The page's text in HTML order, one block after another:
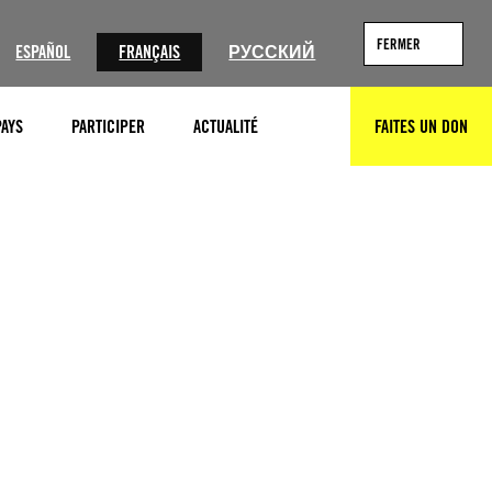
ESPAÑOL FRANÇAIS РУССКИЙ FERMER
PARTICIPER ACTUALITÉ RECHERCHERFAITES UN DON